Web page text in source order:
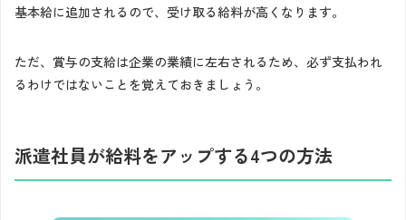
基本給に追加されるので、受け取る給料が高くなります。
ただ、賞与の支給は企業の業績に左右されるため、必ず支払われ
るわけではないことを覚えておきましょう。
派遣社員が給料をアップする4つの方法